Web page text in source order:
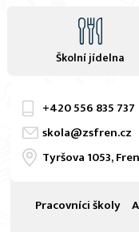
Školní jídelna
+420556 835 737
skola@zsfren.cz
Tyršova 1053,
Pracovníci školy